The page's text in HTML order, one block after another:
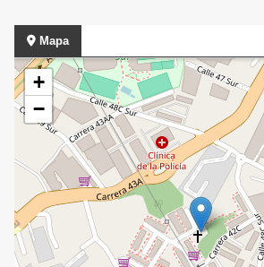
Mapa
+
−